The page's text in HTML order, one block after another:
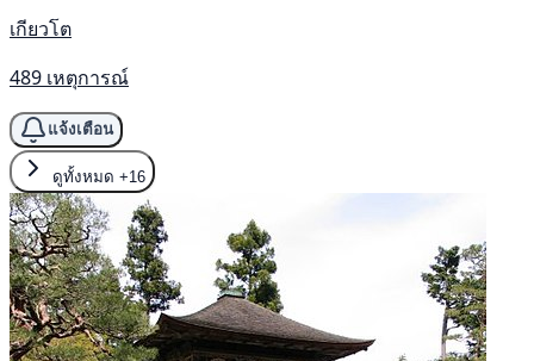
เกียวโต
489 เหตุการณ์
แจ้งเตือน
ดูทั้งหมด +16